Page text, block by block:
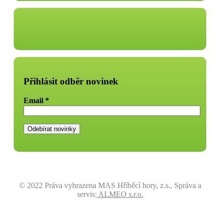
Přihlásit odběr novinek
Email *
© 2022 Práva vyhrazena MAS Hříběcí hory, z.s., Správa a
servis: ALMEO s.r.o.